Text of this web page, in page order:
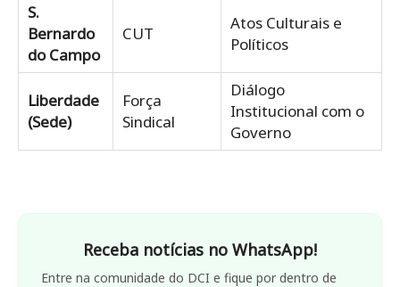
S.
Bernardo
do Campo
CUT
Atos Culturais e
Políticos
Liberdade
(Sede)
Força
Sindical
Diálogo
Institucional com o
Governo
Receba notícias no WhatsApp!
Entre na comunidade do DCI e fique por dentro de